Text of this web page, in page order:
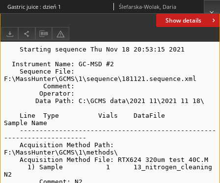
Show details
Gastric juice : dzień 1 Ślefarska-Wolak, Daria